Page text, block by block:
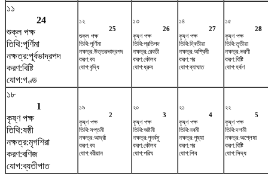
১১
24
শুক্ল পক্ষ
তিথি:পূর্ণিমা
নক্ষত্র:পূর্বভাদ্রপদ
করণ:বিষ্টি
যোগ:গণ্ড
১২
25
শুক্ল পক্ষ
তিথি:পূর্ণিমা
নক্ষত্র:উত্তরভাদ্রপদ
করণ:বব
যোগ:বৃদ্ধি
১৩
26
কৃষ্ণ পক্ষ
তিথি:প্রতিপদ
নক্ষত্র:রেবতী
করণ:কৌলব
যোগ:ধ্রুব
১৪
27
কৃষ্ণ পক্ষ
তিথি:দ্বিতীয়া
নক্ষত্র:অশ্বিনী
করণ:গর
যোগ:ব্যাঘাত
১৫
28
কৃষ্ণ পক্ষ
তিথি:তৃতীয়া
নক্ষত্র:ভরণী
করণ:বিষ্টি
যোগ:হর্ষণ
১৮
1
কৃষ্ণ পক্ষ
তিথি:ষষ্ঠী
নক্ষত্র:মৃগশিরা
করণ:বণিজ
যোগ:ব্যতীপাত
১৯
2
কৃষ্ণ পক্ষ
তিথি:সপ্তমী
নক্ষত্র:আর্দ্রা
করণ:বব
যোগ:বরীয়ান
২০
3
কৃষ্ণ পক্ষ
তিথি:অষ্টমী
নক্ষত্র:পুনর্বসু
করণ:কৌলব
যোগ:পরিঘ
২১
4
কৃষ্ণ পক্ষ
তিথি:নবমী
নক্ষত্র:পুষ্যা
করণ:গর
যোগ:শিব
২২
5
কৃষ্ণ পক্ষ
তিথি:দশমী
নক্ষত্র:অশ্লেষা
করণ:বিষ্টি
যোগ:সিদ্ধ